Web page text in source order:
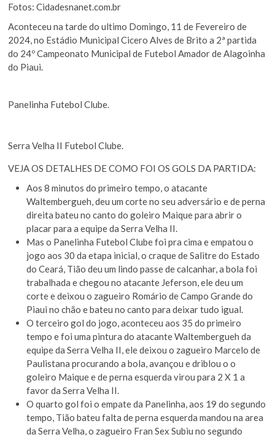
Fotos: Cidadesnanet.com.br
Aconteceu na tarde do ultimo Domingo, 11 de Fevereiro de
2024, no Estádio Municipal Cicero Alves de Brito a 2ª partida
do 24º Campeonato Municipal de Futebol Amador de Alagoinha
do Piaui.
Panelinha Futebol Clube.
Serra Velha II Futebol Clube.
VEJA OS DETALHES DE COMO FOI OS GOLS DA PARTIDA:
Aos 8 minutos do primeiro tempo, o atacante
Waltembergueh, deu um corte no seu adversário e de perna
direita bateu no canto do goleiro Maique para abrir o
placar para a equipe da Serra Velha II.
Mas o Panelinha Futebol Clube foi pra cima e empatou o
jogo aos 30 da etapa inicial, o craque de Salitre do Estado
do Ceará, Tião deu um lindo passe de calcanhar, a bola foi
trabalhada e chegou no atacante Jeferson, ele deu um
corte e deixou o zagueiro Romário de Campo Grande do
Piaui no chão e bateu no canto para deixar tudo igual.
O terceiro gol do jogo, aconteceu aos 35 do primeiro
tempo e foi uma pintura do atacante Waltembergueh da
equipe da Serra Velha II, ele deixou o zagueiro Marcelo de
Paulistana procurando a bola, avançou e driblou o o
goleiro Maique e de perna esquerda virou para 2 X 1 a
favor da Serra Velha II.
O quarto gol foi o empate da Panelinha, aos 19 do segundo
tempo, Tião bateu falta de perna esquerda mandou na area
da Serra Velha, o zagueiro Fran Sex Subiu no segundo